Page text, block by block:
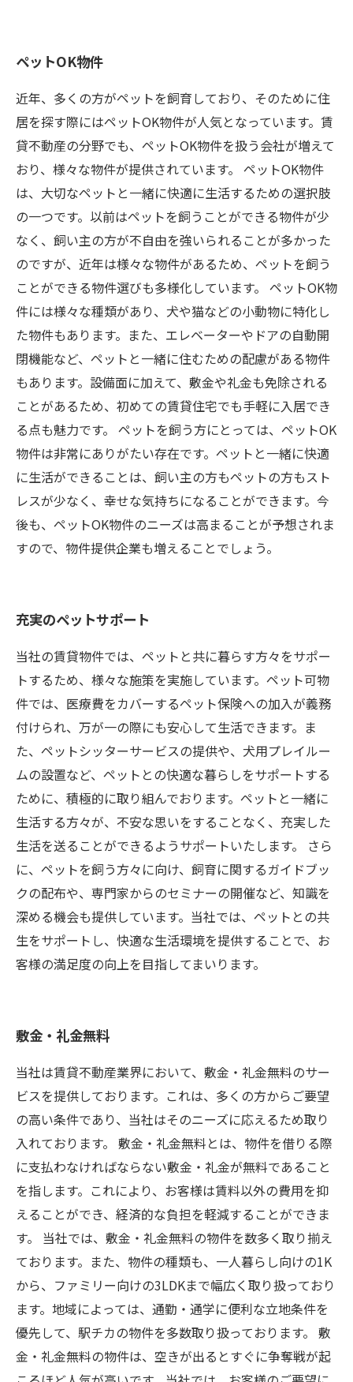
ペットOK物件
近年、多くの方がペットを飼育しており、そのために住
居を探す際にはペットOK物件が人気となっています。賃
貸不動産の分野でも、ペットOK物件を扱う会社が増えて
おり、様々な物件が提供されています。 ペットOK物件
は、大切なペットと一緒に快適に生活するための選択肢
の一つです。以前はペットを飼うことができる物件が少
なく、飼い主の方が不自由を強いられることが多かった
のですが、近年は様々な物件があるため、ペットを飼う
ことができる物件選びも多様化しています。 ペットOK物
件には様々な種類があり、犬や猫などの小動物に特化し
た物件もあります。また、エレベーターやドアの自動開
閉機能など、ペットと一緒に住むための配慮がある物件
もあります。設備面に加えて、敷金や礼金も免除される
ことがあるため、初めての賃貸住宅でも手軽に入居でき
る点も魅力です。 ペットを飼う方にとっては、ペットOK
物件は非常にありがたい存在です。ペットと一緒に快適
に生活ができることは、飼い主の方もペットの方もスト
レスが少なく、幸せな気持ちになることができます。今
後も、ペットOK物件のニーズは高まることが予想されま
すので、物件提供企業も増えることでしょう。
充実のペットサポート
当社の賃貸物件では、ペットと共に暮らす方々をサポー
トするため、様々な施策を実施しています。ペット可物
件では、医療費をカバーするペット保険への加入が義務
付けられ、万が一の際にも安心して生活できます。ま
た、ペットシッターサービスの提供や、犬用プレイルー
ムの設置など、ペットとの快適な暮らしをサポートする
ために、積極的に取り組んでおります。ペットと一緒に
生活する方々が、不安な思いをすることなく、充実した
生活を送ることができるようサポートいたします。 さら
に、ペットを飼う方々に向け、飼育に関するガイドブッ
クの配布や、専門家からのセミナーの開催など、知識を
深める機会も提供しています。当社では、ペットとの共
生をサポートし、快適な生活環境を提供することで、お
客様の満足度の向上を目指してまいります。
敷金・礼金無料
当社は賃貸不動産業界において、敷金・礼金無料のサー
ビスを提供しております。これは、多くの方からご要望
の高い条件であり、当社はそのニーズに応えるため取り
入れております。 敷金・礼金無料とは、物件を借りる際
に支払わなければならない敷金・礼金が無料であること
を指します。これにより、お客様は賃料以外の費用を抑
えることができ、経済的な負担を軽減することができま
す。 当社では、敷金・礼金無料の物件を数多く取り揃え
ております。また、物件の種類も、一人暮らし向けの1K
から、ファミリー向けの3LDKまで幅広く取り扱っており
ます。地域によっては、通勤・通学に便利な立地条件を
優先して、駅チカの物件を多数取り扱っております。 敷
金・礼金無料の物件は、空きが出るとすぐに争奪戦が起